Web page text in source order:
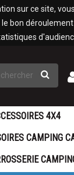
sur ce site,
bon
4X4
CAMPING